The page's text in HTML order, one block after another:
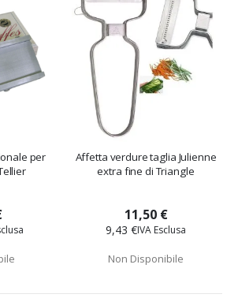
per
Affetta verdure taglia Julienne
extra fine di Triangle
11,50 €
9,43 €
Non Disponibile